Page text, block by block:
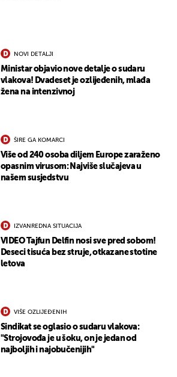
NOVI DETALJI
Ministar objavio nove detalje o sudaru
vlakova! Dvadeset je ozlijeđenih, mlađa
žena na intenzivnoj
ŠIRE GA KOMARCI
Više od 240 osoba diljem Europe zaraženo
opasnim virusom: Najviše slučajeva u
našem susjedstvu
IZVANREDNA SITUACIJA
VIDEO Tajfun Delfin nosi sve pred sobom!
Deseci tisuća bez struje, otkazane stotine
letova
VIŠE OZLIJEĐENIH
Sindikat se oglasio o sudaru vlakova:
"Strojovođa je u šoku, on je jedan od
najboljih i najobučenijih"